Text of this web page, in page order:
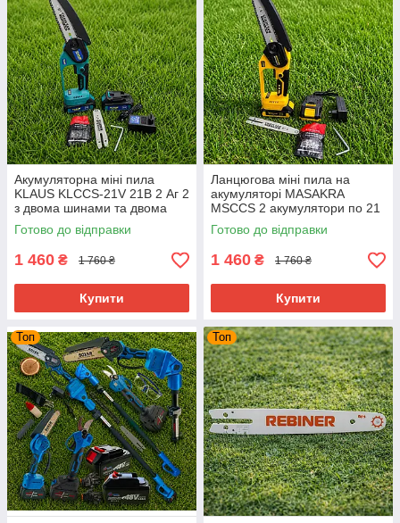
Акумуляторна міні пила
KLAUS KLCCS-21V 21В 2 Аг 2
з двома шинами та двома
ланцюгами в Кейсі
Готово до відправки
1 460 ₴ 1 760 ₴
Купити
Ланцюгова міні пила на
акумуляторі MASAKRA
MSCCS 2 акумулятори по 21
В 2 Аг з двома шинами та
ланцюгами в Кейсі
Готово до відправки
1 460 ₴ 1 760 ₴
Купити
Топ Топ